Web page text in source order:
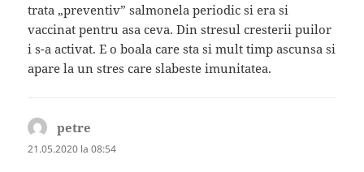
trata „preventiv” salmonela periodic si era si
vaccinat pentru asa ceva. Din stresul cresterii puilor
i s-a activat. E o boala care sta si mult timp ascunsa si
apare la un stres care slabeste imunitatea.
petre
21.05.2020 la 08:54